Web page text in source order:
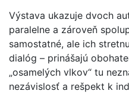
Výstava ukazuje dvoch
paralelne a zároveň
samostatné, ale ich
dialóg – prinášajú
„osamelých vlkov“ tu
nezávislosť a rešpekt k